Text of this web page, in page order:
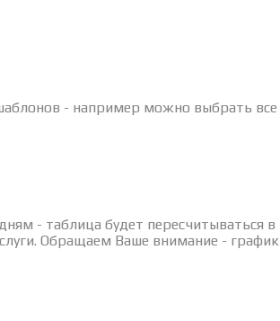
- например можно выбрать все
- таблица будет пересчитываться в
Обращаем Ваше внимание - график